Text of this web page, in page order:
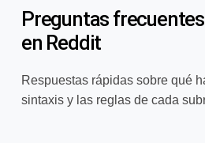
Preguntas
en Reddit
Respuestas rápidas sobre qué
sintaxis y las reglas de cada